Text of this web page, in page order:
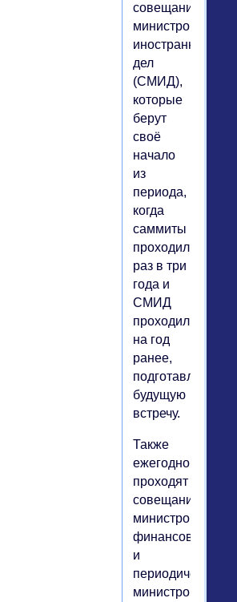
совещания
министров
иностранных
дел
(СМИД),
которые
берут
своё
начало
из
периода,
когда
саммиты
проходили
раз в три
года и
СМИД
проходили
на год
ранее,
подготавливая
будущую
встречу.
Также
ежегодно
проходят
совещания
министров
финансов
и
периодически
министров